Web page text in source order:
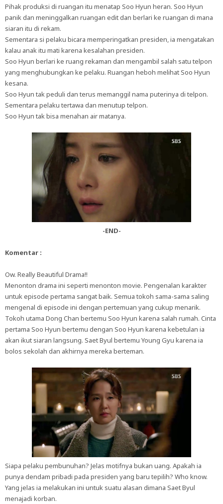
Pihak produksi di ruangan itu menatap Soo Hyun heran. Soo Hyun
panik dan meninggalkan ruangan edit dan berlari ke ruangan di mana
siaran itu di rekam.
Sementara si pelaku bicara memperingatkan presiden, ia mengatakan
kalau anak itu mati karena kesalahan presiden.
Soo Hyun berlari ke ruang rekaman dan mengambil salah satu telpon
yang menghubungkan ke pelaku. Ruangan heboh melihat Soo Hyun
kesana.
Soo Hyun tak peduli dan terus memanggil nama puterinya di telpon.
Sementara pelaku tertawa dan menutup telpon.
Soo Hyun tak bisa menahan air matanya.
-END-
Komentar :
Ow. Really Beautiful Drama!!
Menonton drama ini seperti menonton movie. Pengenalan karakter
untuk episode pertama sangat baik. Semua tokoh sama-sama saling
mengenal di episode ini dengan pertemuan yang cukup menarik.
Tokoh utama Dong Chan bertemu Soo Hyun karena salah rumah. Cinta
pertama Soo Hyun bertemu dengan Soo Hyun karena kebetulan ia
akan ikut siaran langsung. Saet Byul bertemu Young Gyu karena ia
bolos sekolah dan akhirnya mereka berteman.
Siapa pelaku pembunuhan? Jelas motifnya bukan uang. Apakah ia
punya dendam pribadi pada presiden yang baru tepilih? Who know.
Yang jelas ia melakukan ini untuk suatu alasan dimana Saet Byul
menajadi korban.